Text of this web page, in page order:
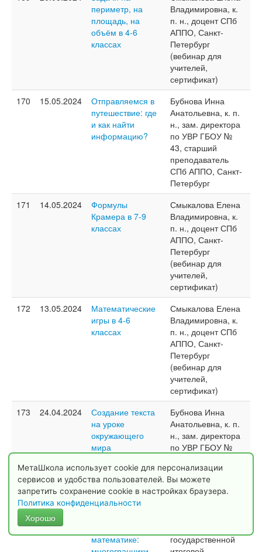
периметр, на
площадь, на
объём в 4-6
классах
Владимировна, к.
п. н., доцент СПб
АППО, Санкт-
Петербург
(вебинар для
учителей,
сертификат)
170
15.05.2024
Отправляемся в
путешествие: где
и как найти
информацию?
Бубнова Инна
Анатольевна, к. п.
н., зам. директора
по УВР ГБОУ №
43, старший
преподаватель
СПб АППО, Санкт-
Петербург
171
14.05.2024
Формулы
Крамера в 7-9
классах
Смыкалова Елена
Владимировна, к.
п. н., доцент СПб
АППО, Санкт-
Петербург
(вебинар для
учителей,
сертификат)
172
13.05.2024
Математические
игры в 4-6
классах
Смыкалова Елена
Владимировна, к.
п. н., доцент СПб
АППО, Санкт-
Петербург
(вебинар для
учителей,
сертификат)
173
24.04.2024
Создание текста
на уроке
окружающего
мира
Бубнова Инна
Анатольевна, к. п.
н., зам. директора
по УВР ГБОУ №
преподаватель
СПб АППО, Санкт-
Петербург
174
17.04.2024
математике:
государственной
МетаШкола использует cookie для персонализации
сервисов и удобства пользователей. Вы можете
запретить сохранение cookie в настройках браузера.
Политика конфиденциальности
Хорошо